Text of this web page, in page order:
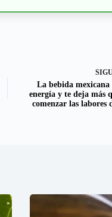
La bebida mexicana
energía y te deja más
comenzar las labores